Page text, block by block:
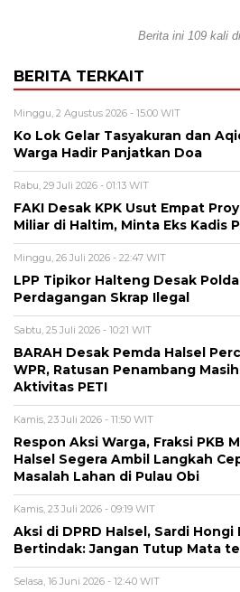
Berita ini 109 kali
BERITA TERKAIT
Minggu, 2 Agustus 2026 - 15:00 WIT
Ko Lok Gelar Tasyakuran dan
Warga Hadir Panjatkan Doa
Rabu, 29 Juli 2026 - 01:13 WIT
FAKI Desak KPK Usut Empat
Miliar di Haltim, Minta Eks Kadis
Minggu, 26 Juli 2026 - 22:47 WIT
LPP Tipikor Halteng Desak
Perdagangan Skrap Ilegal
Sabtu, 25 Juli 2026 - 10:21 WIT
BARAH Desak Pemda Halsel
WPR, Ratusan Penambang
Aktivitas PETI
Kamis, 23 Juli 2026 - 11:50 WIT
Respon Aksi Warga, Fraksi PKB
Halsel Segera Ambil Langkah
Masalah Lahan di Pulau Obi
Kamis, 23 Juli 2026 - 09:19 WIT
Aksi di DPRD Halsel, Sardi
Bertindak: Jangan Tutup Mata
Selasa, 16 Juni 2026 - 12:40 WIT